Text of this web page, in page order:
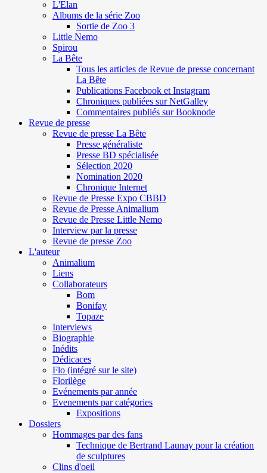
L'Elan
Albums de la série Zoo
Sortie de Zoo 3
Little Nemo
Spirou
La Bête
Tous les articles de Revue de presse concernant
La Bête
Publications Facebook et Instagram
Chroniques publiées sur NetGalley
Commentaires publiés sur Booknode
Revue de presse
Revue de presse La Bête
Presse généraliste
Presse BD spécialisée
Sélection 2020
Nomination 2020
Chronique Internet
Revue de Presse Expo CBBD
Revue de Presse Animalium
Revue de Presse Little Nemo
Interview par la presse
Revue de presse Zoo
L'auteur
Animalium
Liens
Collaborateurs
Bom
Bonifay
Topaze
Interviews
Biographie
Inédits
Dédicaces
Flo (intégré sur le site)
Florilège
Evénements par année
Evenements par catégories
Expositions
Dossiers
Hommages par des fans
Technique de Bertrand Launay pour la création
de sculptures
Clins d'oeil